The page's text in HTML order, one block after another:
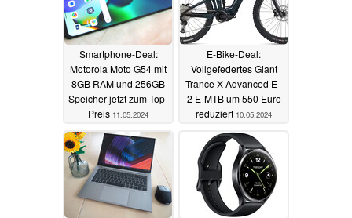
Smartphone-Deal:
Motorola Moto G54 mit
8GB RAM und 256GB
Speicher jetzt zum Top-
Preis 11.05.2024
E-Bike-Deal:
Vollgefedertes Giant
Trance X Advanced E+
2 E-MTB um 550 Euro
reduziert 10.05.2024